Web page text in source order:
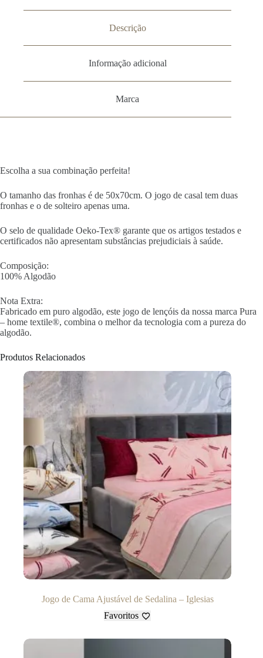
Descrição
Informação adicional
Marca
Escolha a sua combinação perfeita!
O tamanho das fronhas é de 50x70cm. O jogo de casal tem duas
fronhas e o de solteiro apenas uma.
O selo de qualidade Oeko-Tex® garante que os artigos testados e
certificados não apresentam substâncias prejudiciais à saúde.
Composição:
100% Algodão
Nota Extra:
Fabricado em puro algodão, este jogo de lençóis da nossa marca Pura
– home textile®, combina o melhor da tecnologia com a pureza do
algodão.
Produtos Relacionados
Jogo de Cama Ajustável de Sedalina – Iglesias
Favoritos